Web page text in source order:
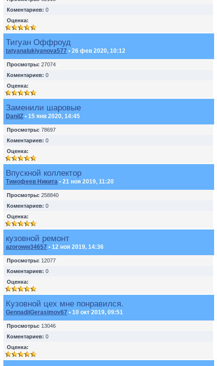
Коментариев: 0
Оценка:
Тигуан Оффроуд
tatyanalukiyanova577 • 26 фев 2020, 10:12
Просмотры: 27074
Коментариев: 0
Оценка:
Заменили шаровые
DanilZ • 15 янв 2020, 14:45
Просмотры: 78697
Коментариев: 0
Оценка:
Впускной коллектор
Тимофеев Никита • 21 ноя 2019, 11:20
Просмотры: 258840
Коментариев: 0
Оценка:
кузовной ремонт
azoroww34657 • 12 ноя 2019, 14:36
Просмотры: 12077
Коментариев: 0
Оценка:
Кузовной цех мне понравился.
GennadiiGerasimov67 • 10 окт 2019, 09:51
Просмотры: 13046
Коментариев: 0
Оценка: